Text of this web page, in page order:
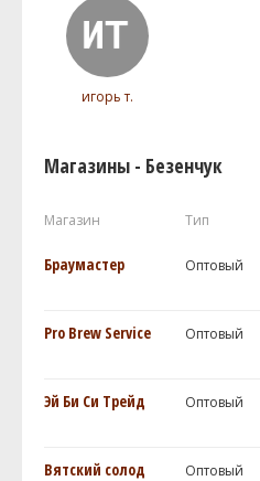
игорь т.
Магазины - Безенчук
Магазин Тип
Браумастер Оптовый
Pro Brew Service Оптовый
Эй Би Си Трейд Оптовый
Вятский солод Оптовый